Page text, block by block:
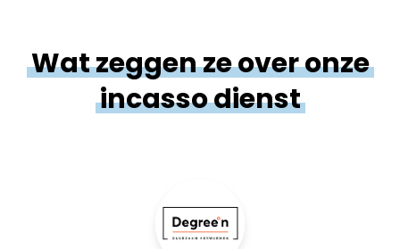
Watzeggenzeoveronze
incassodienst